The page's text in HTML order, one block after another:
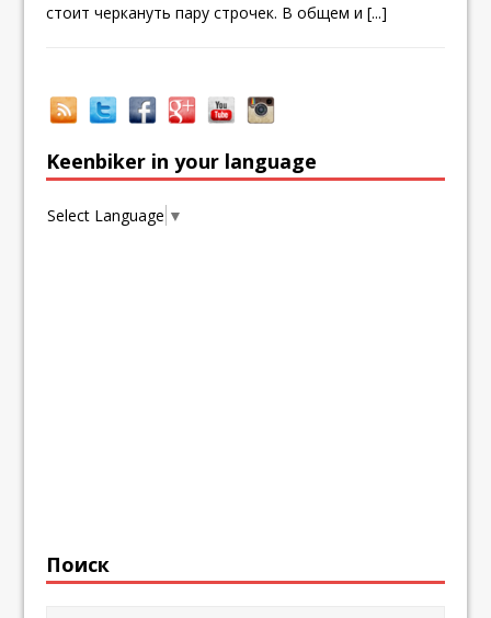
стоит черкануть пару строчек. В общем и[...]
Keenbiker in your language
Select Language ▼
Поиск